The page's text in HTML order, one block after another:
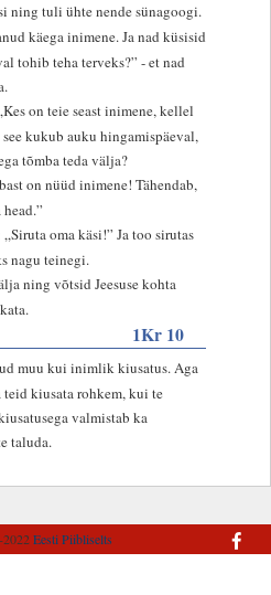
ning tuli ühte nende sünagoogi.
käega inimene. Ja nad küsisid
tohib teha terveks?” - et nad
on teie seast inimene, kellel
kukub auku hingamispäeval,
tõmba teda välja?
on nüüd inimene! Tähendab,
oma käsi!” Ja too sirutas
nagu teinegi.
ning võtsid Jeesuse kohta
1Kr 10
muu kui inimlik kiusatus. Aga
teid kiusata rohkem, kui te
valmistab ka
taluda.
Eesti Piibliselts